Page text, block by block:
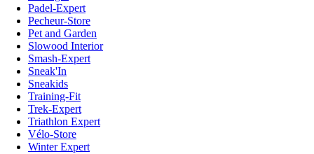
Padel-Expert
Pecheur-Store
Pet and Garden
Slowood Interior
Smash-Expert
Sneak'In
Sneakids
Training-Fit
Trek-Expert
Triathlon Expert
Vélo-Store
Winter Expert